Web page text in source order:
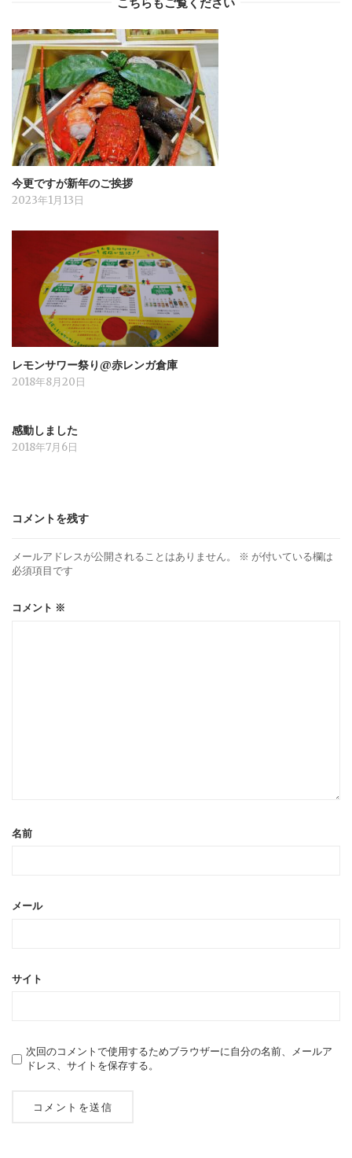
今更ですが新年のご挨拶
2023年1月13日
レモンサワー祭り@赤レンガ倉庫
2018年8月20日
感動しました
2018年7月6日
コメントを残す
メールアドレスが公開されることはありません。 ※ が付いている欄は
必須項目です
コメント ※
名前
メール
サイト
次回のコメントで使用するためブラウザーに自分の名前、メールア
ドレス、サイトを保存する。